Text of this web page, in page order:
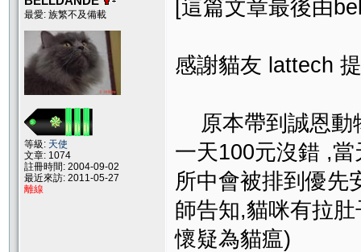
最愛: 族繁不及備載
等級: 天使
文章: 1074
註冊時間: 2004-09-02
最近來訪: 2011-05-27
離線
[這篇文章最後由
感謝貓友 lattech
原本帶到誠恩動
一天100元沒錯 ,
所中會被排到優先
師告知,貓咪有拉
懷疑為貓瘟)